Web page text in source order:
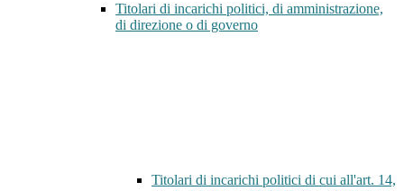
Titolari di incarichi politici, di amministrazione,
di direzione o di governo
Titolari di incarichi politici di cui all'art. 14,